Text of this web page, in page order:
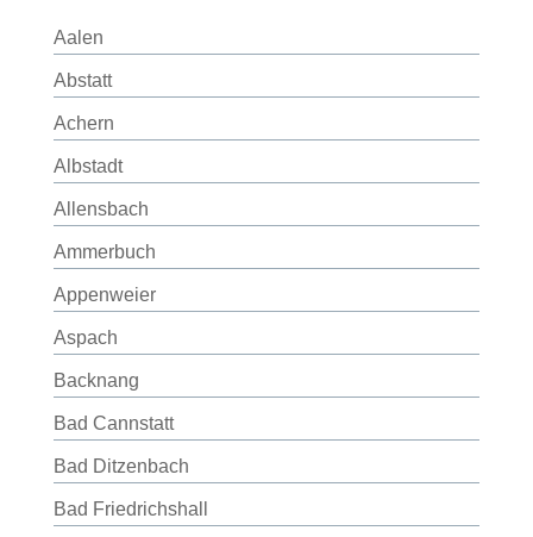
Aalen
Abstatt
Achern
Albstadt
Allensbach
Ammerbuch
Appenweier
Aspach
Backnang
Bad Cannstatt
Bad Ditzenbach
Bad Friedrichshall